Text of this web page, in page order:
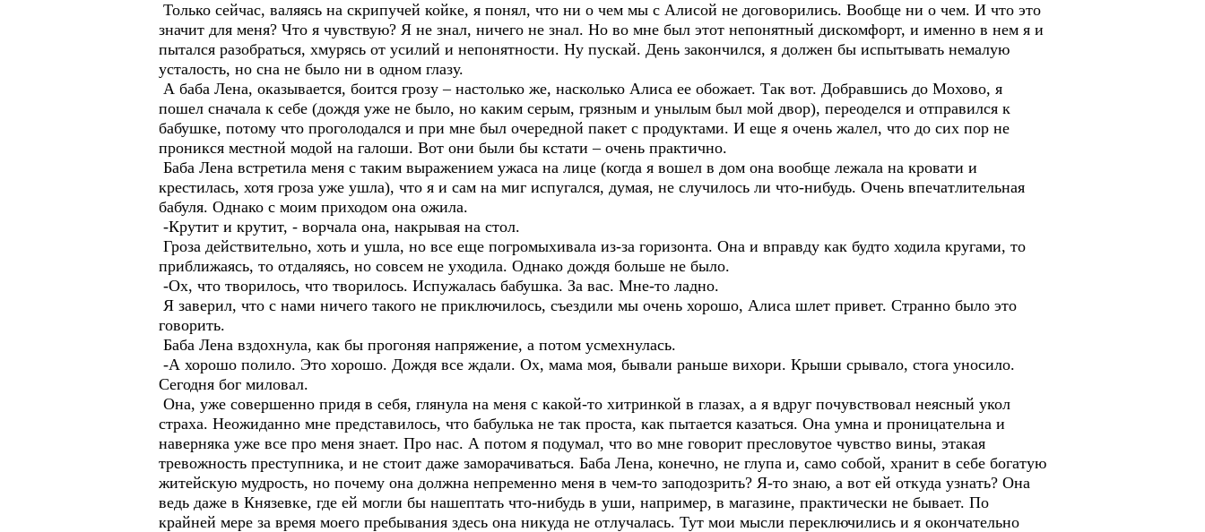
Только сейчас, валяясь на скрипучей койке, я понял, что ни о чем мы с Алисой не договорились. Вообще ни о чем. И что это
значит для меня? Что я чувствую? Я не знал, ничего не знал. Но во мне был этот непонятный дискомфорт, и именно в нем я и
пытался разобраться, хмурясь от усилий и непонятности. Ну пускай. День закончился, я должен бы испытывать немалую
усталость, но сна не было ни в одном глазу.
А баба Лена, оказывается, боится грозу – настолько же, насколько Алиса ее обожает. Так вот. Добравшись до Мохово, я
пошел сначала к себе (дождя уже не было, но каким серым, грязным и унылым был мой двор), переоделся и отправился к
бабушке, потому что проголодался и при мне был очередной пакет с продуктами. И еще я очень жалел, что до сих пор не
проникся местной модой на галоши. Вот они были бы кстати – очень практично.
Баба Лена встретила меня с таким выражением ужаса на лице (когда я вошел в дом она вообще лежала на кровати и
крестилась, хотя гроза уже ушла), что я и сам на миг испугался, думая, не случилось ли что-нибудь. Очень впечатлительная
бабуля. Однако с моим приходом она ожила.
-Крутит и крутит, - ворчала она, накрывая на стол.
Гроза действительно, хоть и ушла, но все еще погромыхивала из-за горизонта. Она и вправду как будто ходила кругами, то
приближаясь, то отдаляясь, но совсем не уходила. Однако дождя больше не было.
-Ох, что творилось, что творилось. Испужалась бабушка. За вас. Мне-то ладно.
Я заверил, что с нами ничего такого не приключилось, съездили мы очень хорошо, Алиса шлет привет. Странно было это
говорить.
Баба Лена вздохнула, как бы прогоняя напряжение, а потом усмехнулась.
-А хорошо полило. Это хорошо. Дождя все ждали. Ох, мама моя, бывали раньше вихори. Крыши срывало, стога уносило.
Сегодня бог миловал.
Она, уже совершенно придя в себя, глянула на меня с какой-то хитринкой в глазах, а я вдруг почувствовал неясный укол
страха. Неожиданно мне представилось, что бабулька не так проста, как пытается казаться. Она умна и проницательна и
наверняка уже все про меня знает. Про нас. А потом я подумал, что во мне говорит пресловутое чувство вины, этакая
тревожность преступника, и не стоит даже заморачиваться. Баба Лена, конечно, не глупа и, само собой, хранит в себе богатую
житейскую мудрость, но почему она должна непременно меня в чем-то заподозрить? Я-то знаю, а вот ей откуда узнать? Она
ведь даже в Князевке, где ей могли бы нашептать что-нибудь в уши, например, в магазине, практически не бывает. По
крайней мере за время моего пребывания здесь она никуда не отлучалась. Тут мои мысли переключились и я окончательно